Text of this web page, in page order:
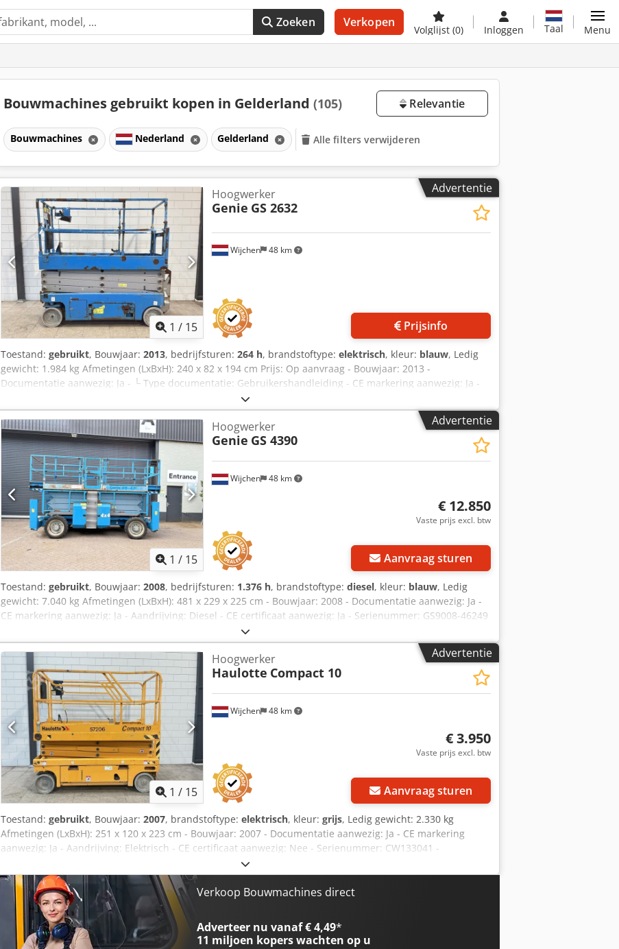
Zoeken Verkopen
Volglijst (0) Inloggen Taal Menu
Bouwmachines gebruikt kopen in Gelderland (105) Relevantie
Bouwmachines Nederland Gelderland Alle filters verwijderen
Advertentie
1 / 15
Wijchen 48 km
Hoogwerker
Genie GS 2632
Prijsinfo
Toestand: gebruikt, Bouwjaar: 2013, bedrijfsturen: 264 h, brandstoftype: elektrisch, kleur: blauw, Ledig
gewicht: 1.984 kg Afmetingen (LxBxH): 240 x 82 x 194 cm Prijs: Op aanvraag - Bouwjaar: 2013 -
Documentatie aanwezig: Ja - └ Type documentatie: Gebruikershandleiding - CE markering aanwezig: Ja -
Aandrijving: Elektrisch - CE certificaat aanwezig: Ja - Serienummer: GS3213C-10855 - Draaiuren: 264 -
Werkhoogte [mm]: 6600 Dwjdpfxjztb Dho Adija - Platformhoogte [mm]: 5800 - Draagvermogen platform
[kg]: 227 - Transportafmetingen: 2400mm x 820mm x 1940mm (l x b x h) - Transportgewicht [kg]: 1984kg -
Transportcolli [st.]: 1 Financiële informatie BTW: De getoonde prijs is exclusief BTW BTW/marge: BTW
verrekenbaar voor ondernemers Levering en inruil altijd mogelijk van alles in de industriële sectoren
Koen van Lent
Advertentie
1 / 15
Wijchen 48 km
Hoogwerker
Genie GS 4390
€ 12.850
Vaste prijs excl. btw
Aanvraag sturen
Toestand: gebruikt, Bouwjaar: 2008, bedrijfsturen: 1.376 h, brandstoftype: diesel, kleur: blauw, Ledig
gewicht: 7.040 kg Afmetingen (LxBxH): 481 x 229 x 225 cm - Bouwjaar: 2008 - Documentatie aanwezig: Ja -
CE markering aanwezig: Ja - Aandrijving: Diesel - CE certificaat aanwezig: Ja - Serienummer: GS9008-46249
- Draaiuren: 1376 - Werkhoogte [mm]: 15000 - Platformhoogte [mm]: 13000 - Draagvermogen platform
[kg]: 1268 - Transportafmetingen: 4810mm x 2290mm x 2250mm (l x b x h) - Transportgewicht [kg]: 7040kg
- Transportcolli [st.]: 1 Financiële informatie BTW: De getoonde prijs is exclusief BTW BTW/marge: BTW
verrekenbaar voor ondernemers Levering en inruil altijd mogelijk van alles in de industriële sectoren
Djdpfx Ajztb Dbjdiewa Koen van Lent
Advertentie
1 / 15
Wijchen 48 km
Hoogwerker
Haulotte Compact 10
€ 3.950
Vaste prijs excl. btw
Aanvraag sturen
Toestand: gebruikt, Bouwjaar: 2007, brandstoftype: elektrisch, kleur: grijs, Ledig gewicht: 2.330 kg
Afmetingen (LxBxH): 251 x 120 x 223 cm - Bouwjaar: 2007 - Documentatie aanwezig: Ja - CE markering
aanwezig: Ja - Aandrijving: Elektrisch - CE certificaat aanwezig: Nee - Serienummer: CW133041 -
Werkhoogte [mm]: 8140 - Platformhoogte [mm]: 2230 - Draagvermogen platform [kg]: 450 Dedpfx Asyvf
Udsdijwa - Transportafmetingen: 2510mm x 1200mm x 2230mm (l x b x h) - Transportgewicht [kg]: 2330kg
- Transportcolli [st.]: 1 Financiële informatie BTW: De getoonde prijs is exclusief BTW BTW/marge: BTW
verrekenbaar voor ondernemers Levering en inruil altijd mogelijk van alles in de industriële sectoren
Koen van Lent
Verkoop Bouwmachines direct
Adverteer nu vanaf € 4,49*
11 miljoen koperswachten op u